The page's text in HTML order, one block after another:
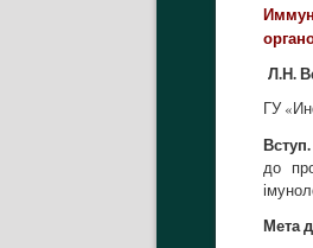
Л.Н.
ГУ
Вступ.
до
Мета